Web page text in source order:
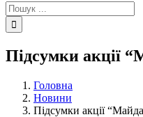
Пошук
...
Підсумки акції
Головна
Новини
Підсумки акції